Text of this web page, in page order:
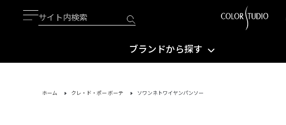
ブランドから探す
ホーム クレ・ド・ポー ボーテ ソワンネトワイヤンパンソー